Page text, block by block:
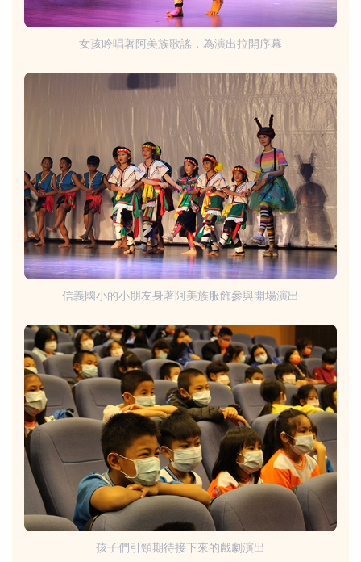
女孩吟唱著阿美族歌謠，為演出拉開序幕
信義國小的小朋友身著阿美族服飾參與開場演出
孩子們引頸期待接下來的戲劇演出